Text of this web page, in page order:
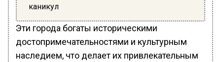
каникул
Эти города богаты историческими
достопримечательностями и культурным
наследием, что делает их привлекательным